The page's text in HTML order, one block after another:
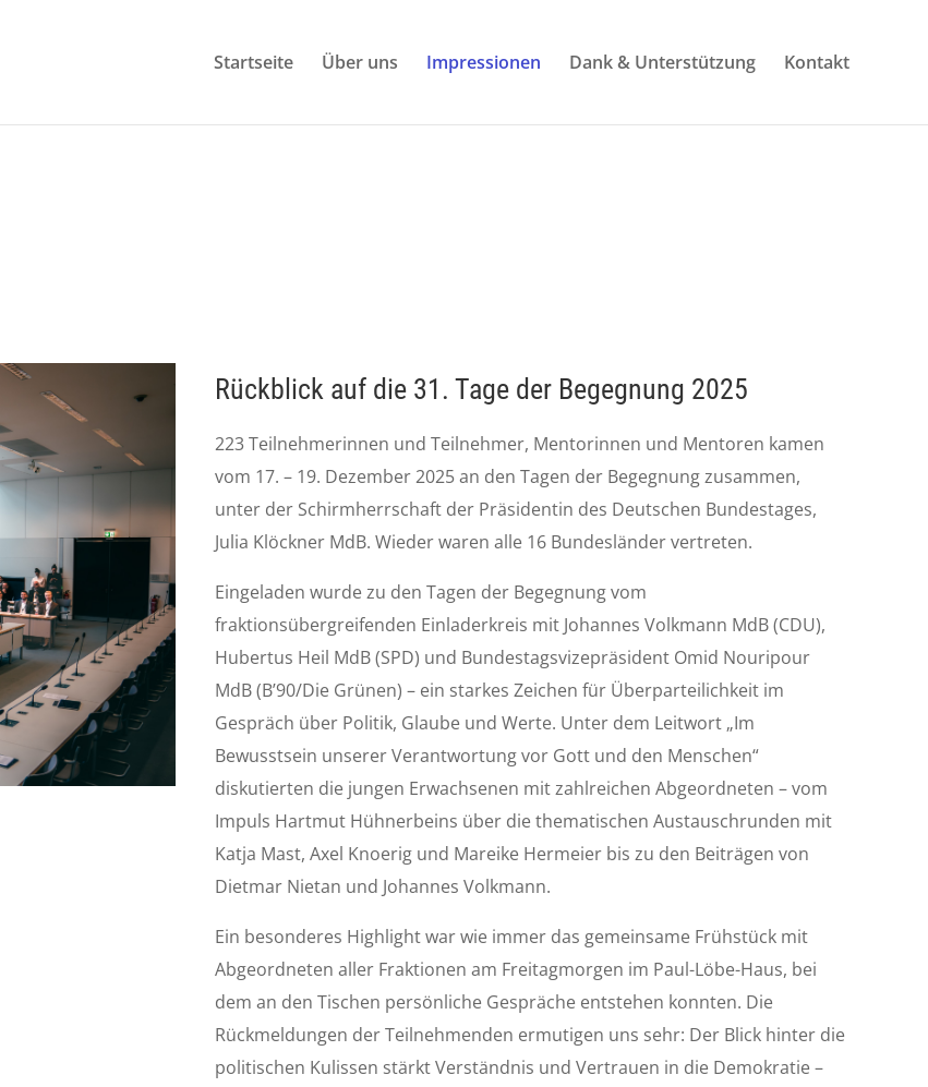
Startseite Über uns Impressionen Dank & Unterstützung Kontakt
Rückblick auf die 31. Tage der Begegnung 2025
223 Teilnehmerinnen und Teilnehmer, Mentorinnen und Mentoren kamen
vom 17. – 19. Dezember 2025 an den Tagen der Begegnung zusammen,
unter der Schirmherrschaft der Präsidentin des Deutschen Bundestages,
Julia Klöckner MdB. Wieder waren alle 16 Bundesländer vertreten.
Eingeladen wurde zu den Tagen der Begegnung vom
fraktionsübergreifenden Einladerkreis mit Johannes Volkmann MdB (CDU),
Hubertus Heil MdB (SPD) und Bundestagsvizepräsident Omid Nouripour
MdB (B’90/Die Grünen) – ein starkes Zeichen für Überparteilichkeit im
Gespräch über Politik, Glaube und Werte. Unter dem Leitwort „Im
Bewusstsein unserer Verantwortung vor Gott und den Menschen“
diskutierten die jungen Erwachsenen mit zahlreichen Abgeordneten – vom
Impuls Hartmut Hühnerbeins über die thematischen Austauschrunden mit
Katja Mast, Axel Knoerig und Mareike Hermeier bis zu den Beiträgen von
Dietmar Nietan und Johannes Volkmann.
Ein besonderes Highlight war wie immer das gemeinsame Frühstück mit
Abgeordneten aller Fraktionen am Freitagmorgen im Paul-Löbe-Haus, bei
dem an den Tischen persönliche Gespräche entstehen konnten. Die
Rückmeldungen der Teilnehmenden ermutigen uns sehr: Der Blick hinter die
politischen Kulissen stärkt Verständnis und Vertrauen in die Demokratie –